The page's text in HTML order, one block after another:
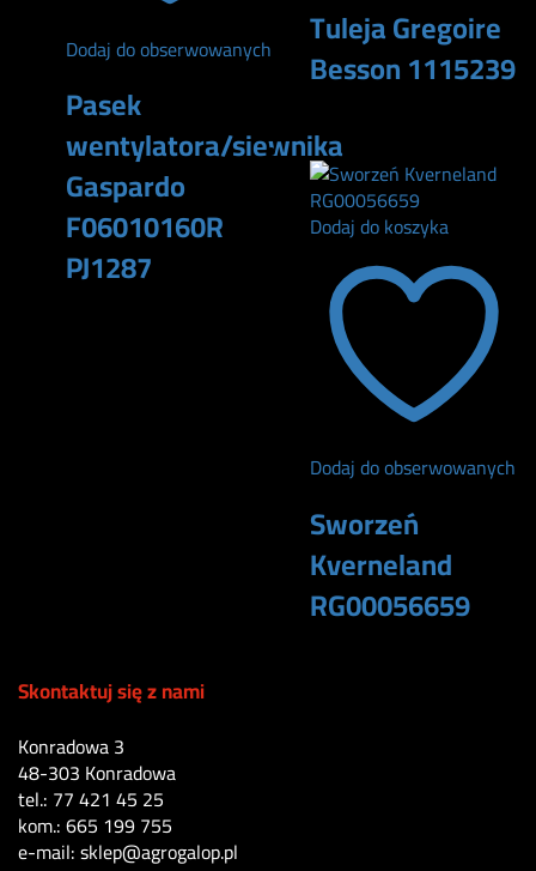
Dodaj do obserwowanych
Pasek
wentylatora/siewnika
Gaspardo
F06010160R
PJ1287
Tuleja Gregoire
Besson 1115239
808
Dodaj do koszyka
Dodaj do obserwowanych
Sworzeń
Kverneland
RG00056659
Skontaktuj się z nami
Konradowa 3
48-303 Konradowa
tel.: 77 421 45 25
kom.: 665 199 755
e-mail: sklep@agrogalop.pl